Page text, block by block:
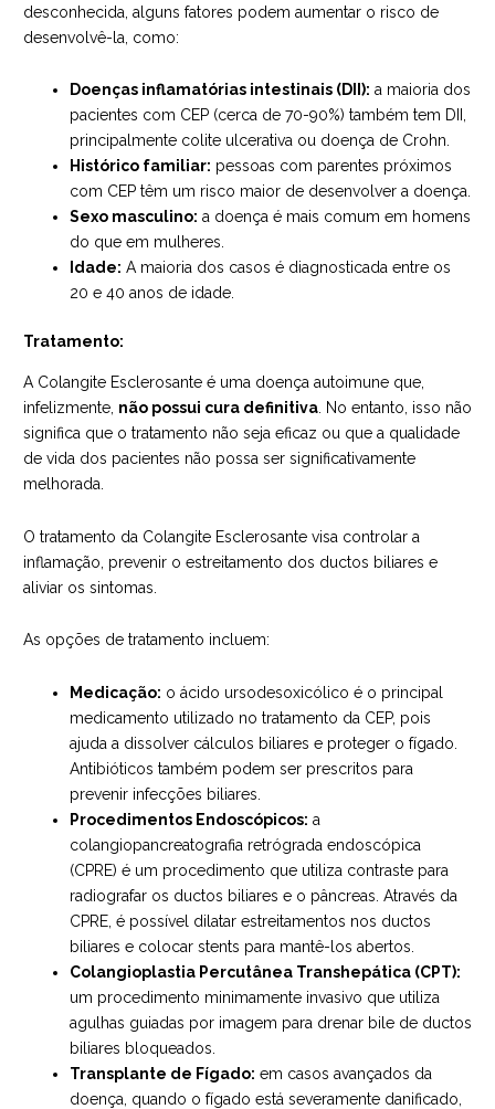
desconhecida, alguns fatores podem aumentar o risco de
desenvolvê-la, como:
Doenças inflamatórias intestinais (DII): a maioria dos
pacientes com CEP (cerca de 70-90%) também tem DII,
principalmente colite ulcerativa ou doença de Crohn.
Histórico familiar: pessoas com parentes próximos
com CEP têm um risco maior de desenvolver a doença.
Sexo masculino: a doença é mais comum em homens
do que em mulheres.
Idade: A maioria dos casos é diagnosticada entre os
20 e 40 anos de idade.
Tratamento:
A Colangite Esclerosante é uma doença autoimune que,
infelizmente, não possui cura definitiva. No entanto, isso não
significa que o tratamento não seja eficaz ou que a qualidade
de vida dos pacientes não possa ser significativamente
melhorada.
O tratamento da Colangite Esclerosante visa controlar a
inflamação, prevenir o estreitamento dos ductos biliares e
aliviar os sintomas.
As opções de tratamento incluem:
Medicação: o ácido ursodesoxicólico é o principal
medicamento utilizado no tratamento da CEP, pois
ajuda a dissolver cálculos biliares e proteger o fígado.
Antibióticos também podem ser prescritos para
prevenir infecções biliares.
Procedimentos Endoscópicos: a
colangiopancreatografia retrógrada endoscópica
(CPRE) é um procedimento que utiliza contraste para
radiografar os ductos biliares e o pâncreas. Através da
CPRE, é possível dilatar estreitamentos nos ductos
biliares e colocar stents para mantê-los abertos.
Colangioplastia Percutânea Transhepática (CPT):
um procedimento minimamente invasivo que utiliza
agulhas guiadas por imagem para drenar bile de ductos
biliares bloqueados.
Transplante de Fígado: em casos avançados da
doença, quando o fígado está severamente danificado,